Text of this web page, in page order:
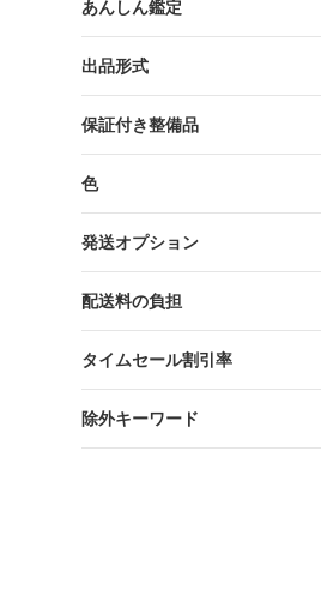
あんしん鑑定
出品形式
保証付き整備品
色
発送オプション
配送料の負担
タイムセール割引率
除外キーワード